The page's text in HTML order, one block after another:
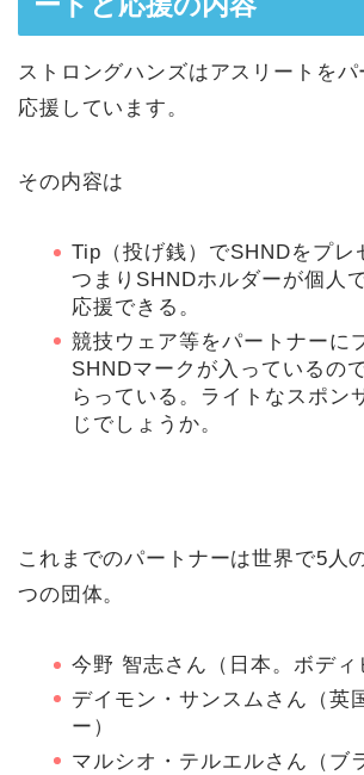
ストロングハンズはアスリートをパ
応援しています。
その内容は
Tip（投げ銭）でSHNDをプレ
つまりSHNDホルダーが個人
応援できる。
競技ウェア等をパートナーに
SHNDマークが入っているの
らっている。ライトなスポン
じでしょうか。
これまでのパートナーは世界で5人
つの団体。
今野 智志さん（日本。ボディ
デイモン・サンスムさん（英
ー）
マルシオ・テルエルさん（ブ